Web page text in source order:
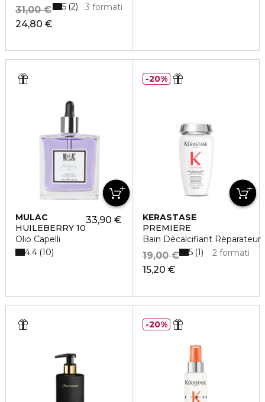
24,80 €
31,00 € 3 formati
5 2
MULAC
HUILEBERRY 10
Olio Capelli
33,90 €
4.4 10
KERASTASE
PREMIÈRE
Bain Dècalcifiant Rèparateur
15,20 €
19,00 € 2 formati
5 1
20%
20%